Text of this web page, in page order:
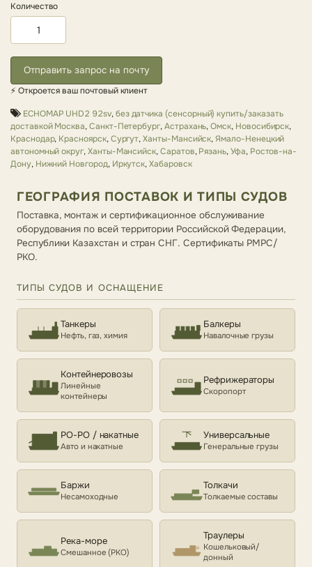
Количество
Отправить запрос на почту
⚡ Откроется ваш почтовый клиент
ECHOMAP UHD2 92sv,без датчика (сенсорный) купить/заказать
доставкой Москва,Санкт-Петербург,Астрахань,Омск, Новосибирск,
Краснодар, Красноярск,Сургут,Ханты-Мансийск,Ямало-Ненецкий
автономный округ,Ханты-Мансийск,Саратов,Рязань,Уфа, Ростов-на-
Дону, Нижний Новгород, Иркутск,Хабаровск
ГЕОГРАФИЯ ПОСТАВОК И ТИПЫ СУДОВ
Поставка, монтаж и сертификационное обслуживание
оборудования по всей территории Российской Федерации,
Республики Казахстан и стран СНГ. Сертификаты РМРС/
РКО.
ТИПЫ СУДОВ И ОСНАЩЕНИЕ
Танкеры
Нефть, газ, химия
Балкеры
Навалочные грузы
Контейнеровозы
Линейные
контейнеры
Рефрижераторы
Скоропорт
РО-РО / накатные
Авто и накатные
Универсальные
Генеральные грузы
Баржи
Несамоходные
Толкачи
Толкаемые составы
Река-море
Смешанное (РКО)
Траулеры
Кошельковый/
донный